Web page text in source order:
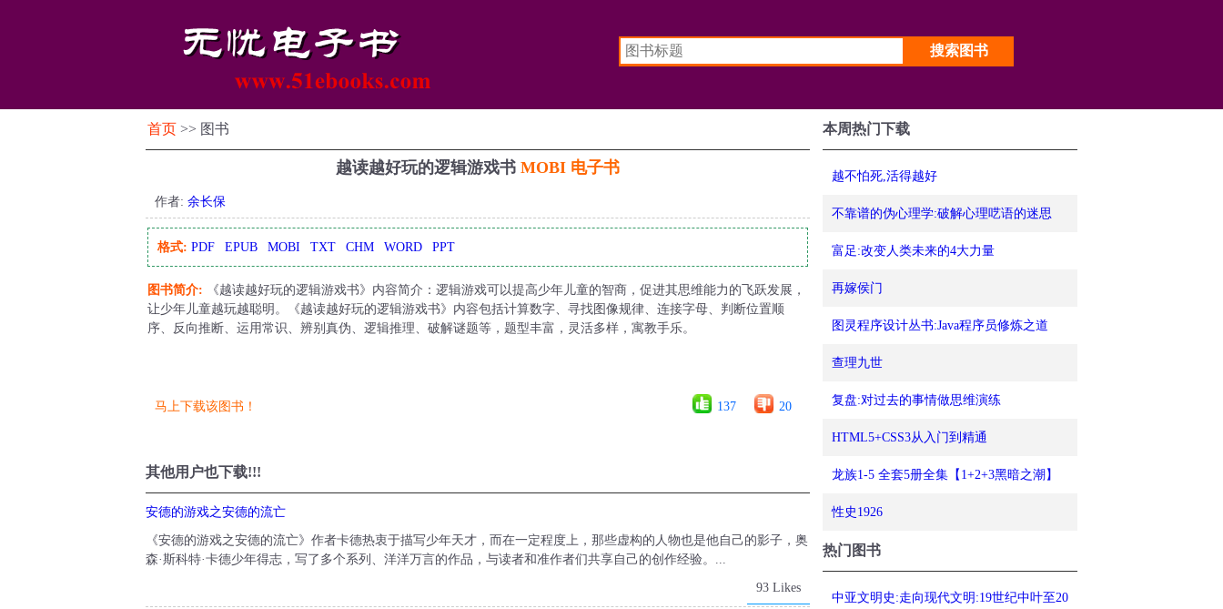
首页 >> 图书
越读越好玩的逻辑游戏书 MOBI 电子书
作者: 余长保
格式: PDF EPUB MOBI TXT CHM WORD PPT
图书简介: 《越读越好玩的逻辑游戏书》内容简介：逻辑游戏可以提高少年儿童的智商，促进其思维能力的飞跃发展，
让少年儿童越玩越聪明。《越读越好玩的逻辑游戏书》内容包括计算数字、寻找图像规律、连接字母、判断位置顺
序、反向推断、运用常识、辨别真伪、逻辑推理、破解谜题等，题型丰富，灵活多样，寓教手乐。
马上下载该图书！ 137 20
其他用户也下载!!!
安德的游戏之安德的流亡
《安德的游戏之安德的流亡》作者卡德热衷于描写少年天才，而在一定程度上，那些虚构的人物也是他自己的影子，奥
森·斯科特·卡德少年得志，写了多个系列、洋洋万言的作品，与读者和准作者们共享自己的创作经验。...
93 Likes
本周热门下载
越不怕死,活得越好
不靠谱的伪心理学:破解心理呓语的迷思
富足:改变人类未来的4大力量
再嫁侯门
图灵程序设计丛书:Java程序员修炼之道
查理九世
复盘:对过去的事情做思维演练
HTML5+CSS3从入门到精通
龙族1-5 全套5册全集【1+2+3黑暗之潮】
性史1926
热门图书
中亚文明史:走向现代文明:19世纪中叶至20